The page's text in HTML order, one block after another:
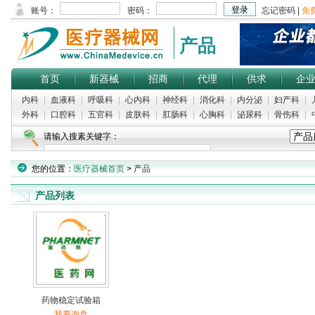
产品
首页 新器械 招商 代理 供求 企业
内科 血液科 呼吸科 心内科 神经科 消化科 内分泌 妇产科
外科
口腔科 五官科 皮肤科 肛肠科 心胸科 泌尿科 骨伤科
请输入搜素关键字：
您的位置： 医疗器械首页 > 产品
产品列表
药物稳定试验箱